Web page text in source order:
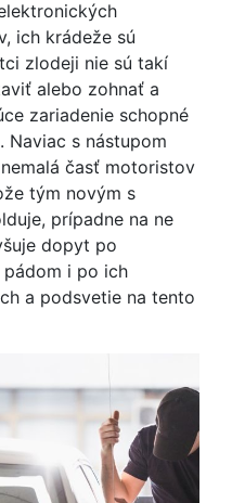
ich krádeže sú
zlodeji nie sú takí
alebo zohnať a
zariadenie schopné
Naviac s nástupom
časť motoristov
tým novým s
prípadne na ne
dopyt po
i po ich
a podsvetie na tento